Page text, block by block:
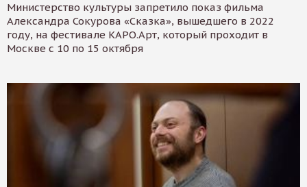
Министерство культуры запретило показ фильма
Александра Сокурова «Сказка», вышедшего в 2022
году, на фестивале КАРО.Арт, который проходит в
Москве с 10 по 15 октября